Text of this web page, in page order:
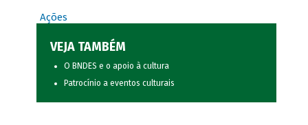
Ações
VEJA TAMBÉM
O BNDES e o apoio à cultura
Patrocínio a eventos culturais